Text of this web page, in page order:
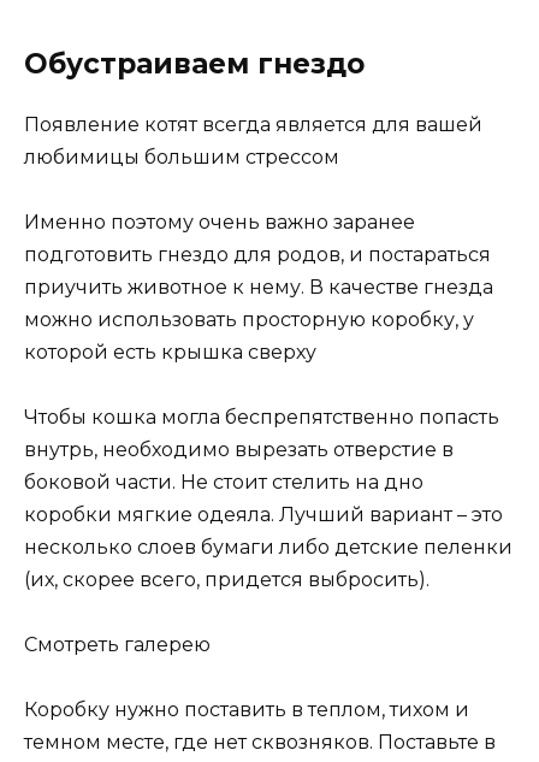
Обустраиваем гнездо
Появление котят всегда является для вашей
любимицы большим стрессом
Именно поэтому очень важно заранее
подготовить гнездо для родов, и постараться
приучить животное к нему. В качестве гнезда
можно использовать просторную коробку, у
которой есть крышка сверху
Чтобы кошка могла беспрепятственно попасть
внутрь, необходимо вырезать отверстие в
боковой части. Не стоит стелить на дно
коробки мягкие одеяла. Лучший вариант – это
несколько слоев бумаги либо детские пеленки
(их, скорее всего, придется выбросить).
Смотреть галерею
Коробку нужно поставить в теплом, тихом и
темном месте, где нет сквозняков. Поставьте в